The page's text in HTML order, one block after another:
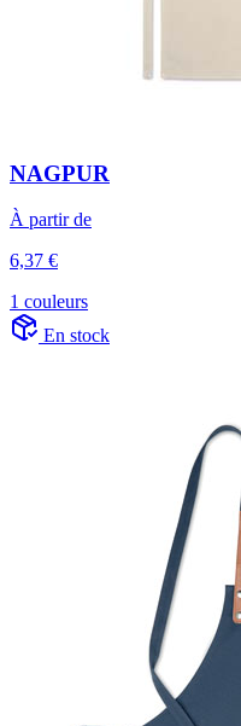
NAGPUR
À partir de
6,37 €
1 couleurs
En stock